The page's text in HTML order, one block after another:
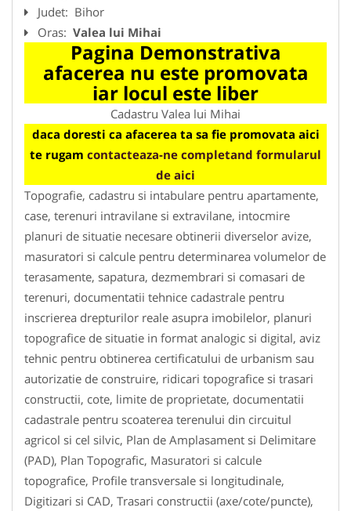
Judet: Bihor
Oras: Valea lui Mihai
Pagina Demonstrativa
afacerea nu este promovata
iar locul este liber
Cadastru Valea lui Mihai
daca doresti ca afacerea ta sa fie promovata aici
te rugam contacteaza-ne completand formularul
de aici
Topografie, cadastru si intabulare pentru apartamente,
case, terenuri intravilane si extravilane, intocmire
planuri de situatie necesare obtinerii diverselor avize,
masuratori si calcule pentru determinarea volumelor de
terasamente, sapatura, dezmembrari si comasari de
terenuri, documentatii tehnice cadastrale pentru
inscrierea drepturilor reale asupra imobilelor, planuri
topografice de situatie in format analogic si digital, aviz
tehnic pentru obtinerea certificatului de urbanism sau
autorizatie de construire, ridicari topografice si trasari
constructii, cote, limite de proprietate, documentatii
cadastrale pentru scoaterea terenului din circuitul
agricol si cel silvic, Plan de Amplasament si Delimitare
(PAD), Plan Topografic, Masuratori si calcule
topografice, Profile transversale si longitudinale,
Digitizari si CAD, Trasari constructii (axe/cote/puncte),